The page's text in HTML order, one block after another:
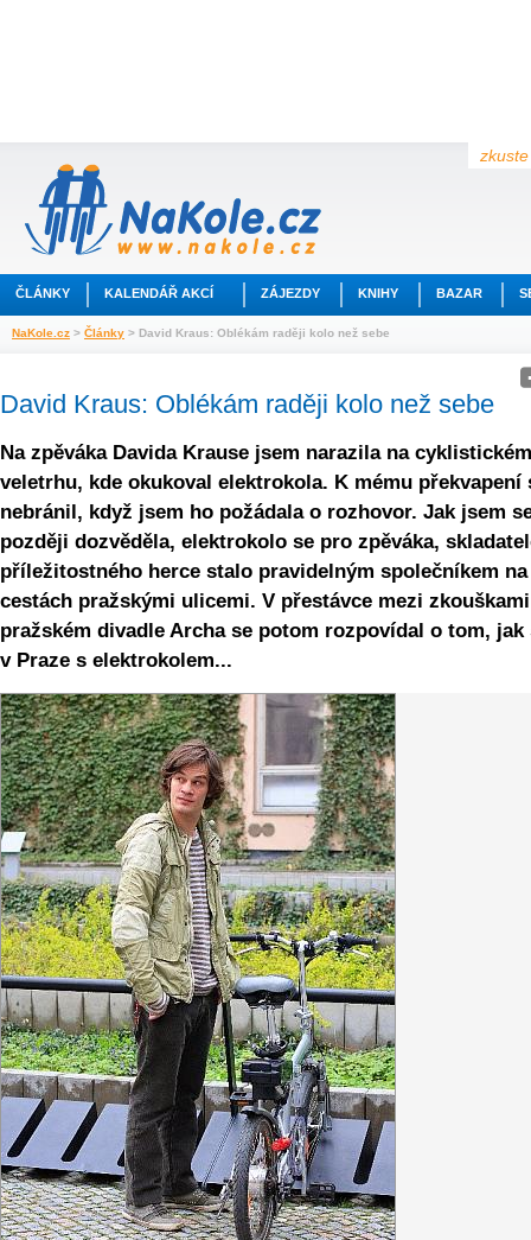
ČLÁNKY KALENDÁŘ AKCÍ ZÁJEZDY KNIHY BAZAR
NaKole.cz > Články > David Kraus: Oblékám raději kolo než sebe
David Kraus: Oblékám raději kolo než sebe
Na zpěváka Davida Krause jsem narazila na cyklistickém
veletrhu, kde okukoval elektrokola. K mému překvapení
nebránil, když jsem ho požádala o rozhovor. Jak jsem
později dozvěděla, elektrokolo se pro zpěváka,
příležitostného herce stalo pravidelným společníkem na
cestách pražskými ulicemi. V přestávce mezi
pražském divadle Archa se potom rozpovídal o tom, jak
v Praze s elektrokolem...